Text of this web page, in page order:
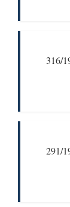
316/
291/